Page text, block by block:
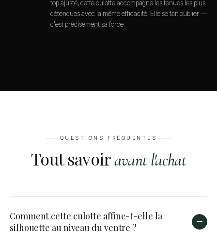
top ajusté, cette culotte accompagne les tenues les plus
détendues avec la même efficacité. Elle se fait oublier —
c'est précisément sa force.
QUESTIONS FRÉQUENTES
Tout savoiravant l'achat
Comment cette culotte affine-t-elle la
silhouette au niveau du ventre ?